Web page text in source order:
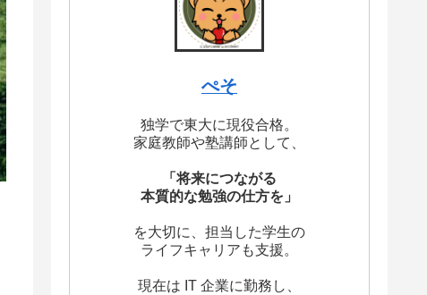
ぺそ
独学で東大に現役合格。
家庭教師や塾講師として、
「将来につながる
本質的な勉強の仕方を」
を大切に、担当した学生の
ライフキャリアも支援。
現在は IT 企業に勤務し、